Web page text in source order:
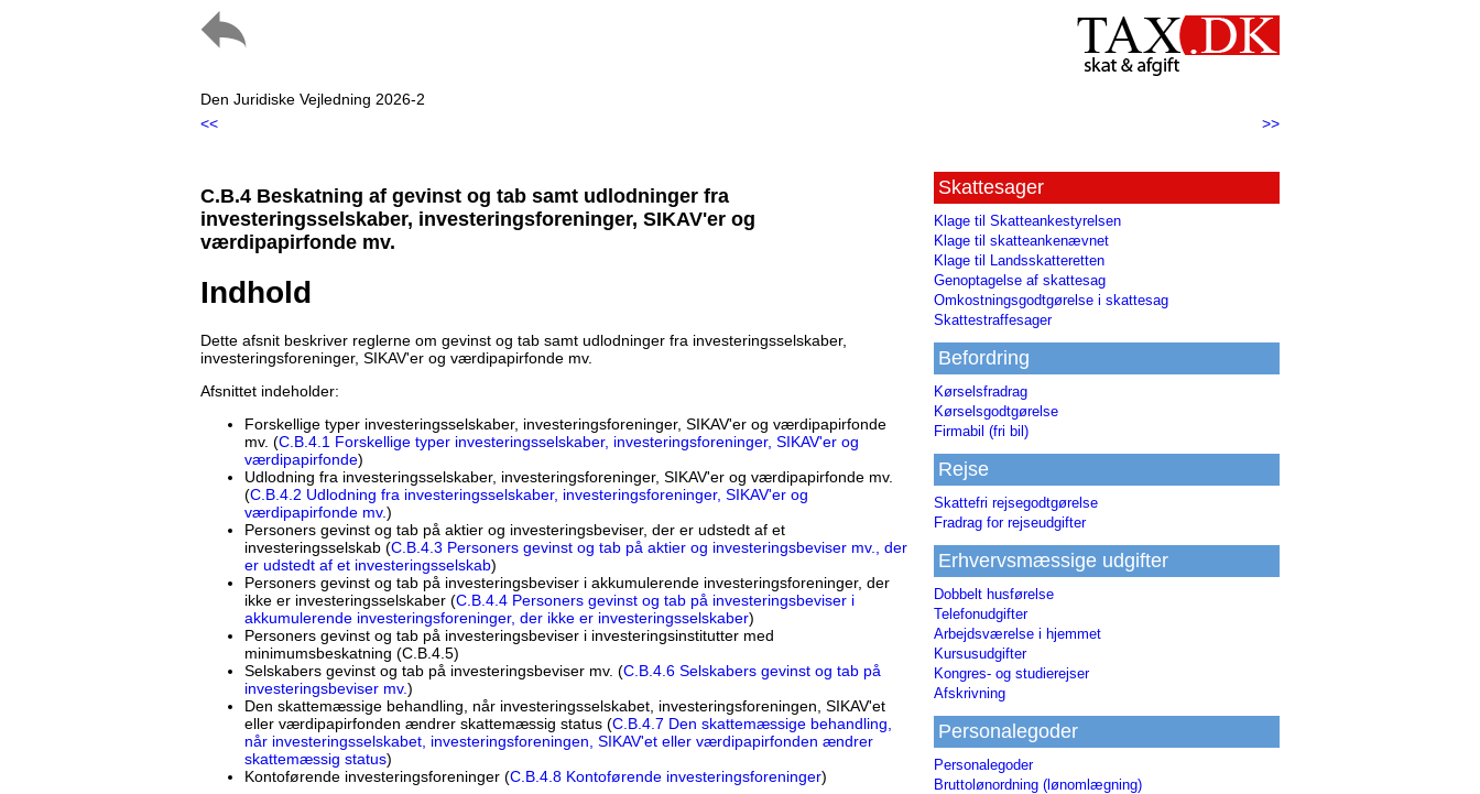
Den Juridiske Vejledning 2026-2
<<
>>
C.B.4 Beskatning af gevinst og tab samt udlodninger fra
investeringsselskaber, investeringsforeninger, SIKAV'er og
værdipapirfonde mv.
Indhold
Dette afsnit beskriver reglerne om gevinst og tab samt udlodninger fra investeringsselskaber,
investeringsforeninger, SIKAV'er og værdipapirfonde mv.
Afsnittet indeholder:
Forskellige typer investeringsselskaber, investeringsforeninger, SIKAV'er og værdipapirfonde
mv. (C.B.4.1 Forskellige typer investeringsselskaber, investeringsforeninger, SIKAV'er og
værdipapirfonde)
Udlodning fra investeringsselskaber, investeringsforeninger, SIKAV'er og værdipapirfonde mv.
(C.B.4.2 Udlodning fra investeringsselskaber, investeringsforeninger, SIKAV'er og
værdipapirfonde mv.)
Personers gevinst og tab på aktier og investeringsbeviser, der er udstedt af et
investeringsselskab (C.B.4.3 Personers gevinst og tab på aktier og investeringsbeviser mv., der
er udstedt af et investeringsselskab)
Personers gevinst og tab på investeringsbeviser i akkumulerende investeringsforeninger, der
ikke er investeringsselskaber (C.B.4.4 Personers gevinst og tab på investeringsbeviser i
akkumulerende investeringsforeninger, der ikke er investeringsselskaber)
Personers gevinst og tab på investeringsbeviser i investeringsinstitutter med
minimumsbeskatning (C.B.4.5)
Selskabers gevinst og tab på investeringsbeviser mv. (C.B.4.6 Selskabers gevinst og tab på
investeringsbeviser mv.)
Den skattemæssige behandling, når investeringsselskabet, investeringsforeningen, SIKAV'et
eller værdipapirfonden ændrer skattemæssig status (C.B.4.7 Den skattemæssige behandling,
når investeringsselskabet, investeringsforeningen, SIKAV'et eller værdipapirfonden ændrer
skattemæssig status)
Kontoførende investeringsforeninger (C.B.4.8 Kontoførende investeringsforeninger)
Skattesager
Klage til Skatteankestyrelsen
Klage til skatteankenævnet
Klage til Landsskatteretten
Genoptagelse af skattesag
Omkostningsgodtgørelse i skattesag
Skattestraffesager
Befordring
Kørselsfradrag
Kørselsgodtgørelse
Firmabil (fri bil)
Rejse
Skattefri rejsegodtgørelse
Fradrag for rejseudgifter
Erhvervsmæssige udgifter
Dobbelt husførelse
Telefonudgifter
Arbejdsværelse i hjemmet
Kursusudgifter
Kongres- og studierejser
Afskrivning
Personalegoder
Personalegoder
Bruttolønordning (lønomlægning)